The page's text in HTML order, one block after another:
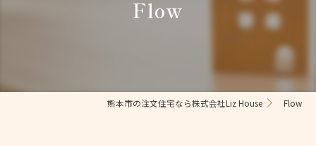
Flow
熊本市の注文住宅なら株式会社Liz House Flow